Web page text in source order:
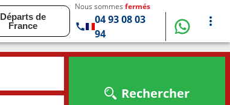
Départs de
France
Nous sommes fermés
04 93 08 03
94
Rechercher